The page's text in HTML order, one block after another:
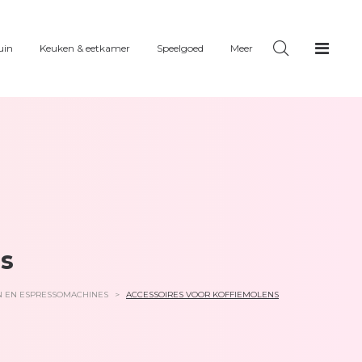
Keuken & eetkamer Speelgoed Meer
EN ESPRESSOMACHINES > ACCESSOIRES VOOR KOFFIEMOLENS